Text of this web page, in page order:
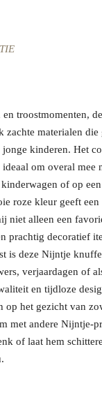
troostmomenten,
zachte materialen
kinderen. Het
om overal mee
of op
roze kleur geeft
niet alleen een
prachtig decoratief
is deze Nijntje
verjaardagen of
en tijdloze
op het gezicht van
met andere Nijntje-
of laat hem